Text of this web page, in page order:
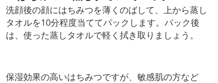
洗顔後の顔にはちみつを薄くのばして、上から蒸し
タオルを10分程度当ててパックします。パック後
は、使った蒸しタオルで軽く拭き取りましょう。
保湿効果の高いはちみつですが、敏感肌の方など